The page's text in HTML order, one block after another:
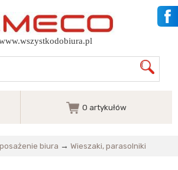
0 artykułów
biura → Wieszaki, parasolniki